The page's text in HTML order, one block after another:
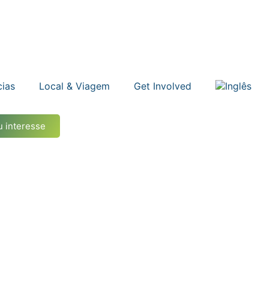
Local & Viagem Get Involved
interesse